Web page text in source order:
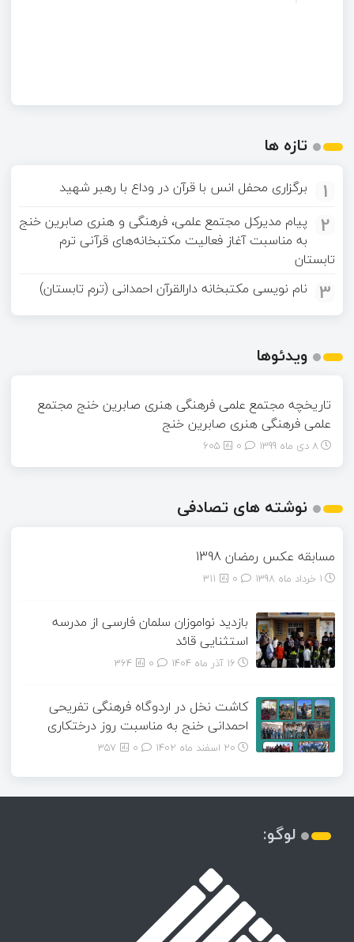
تازه ها
1 برگزاری محفل انس با قرآن در وداع با رهبر شهید
2
پیام مدیرکل مجتمع علمی، فرهنگی و هنری صابرین خنج
به مناسبت آغاز فعالیت مکتبخانه‌های قرآنی ترم
تابستان
3 نام نویسی مکتبخانه دارالقرآن احمدانی (ترم تابستان)
ویدئوها
تاریخچه مجتمع علمی فرهنگی هنری صابرین خنج مجتمع
علمی فرهنگی هنری صابرین خنج
8 دی ماه 1399 605
نوشته های تصادفی
مسابقه عکس رمضان 1398
1 خرداد ماه 1398 311
بازدید نواموزان سلمان فارسی از مدرسه
استثنایی قائد
16 آذر ماه 1404 364
کاشت نخل در اردوگاه فرهنگی تفریحی
احمدانی خنج به مناسبت روز درختکاری
20 اسفند ماه 1402 357
لوگو: